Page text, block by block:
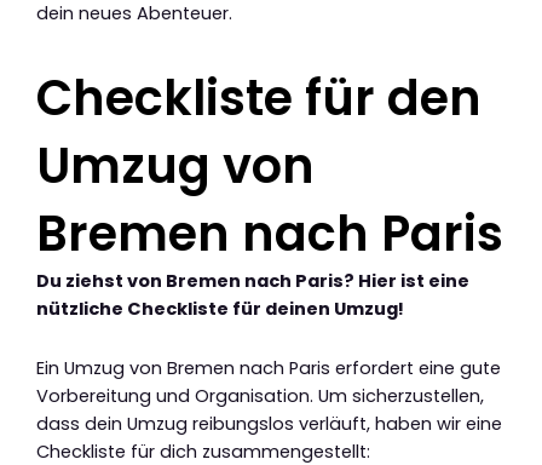
dein neues Abenteuer.
Checkliste für den
Umzug von
Bremen nach Paris
Du ziehst von Bremen nach Paris? Hier ist eine
nützliche Checkliste für deinen Umzug!
Ein Umzug von Bremen nach Paris erfordert eine gute
Vorbereitung und Organisation. Um sicherzustellen,
dass dein Umzug reibungslos verläuft, haben wir eine
Checkliste für dich zusammengestellt: